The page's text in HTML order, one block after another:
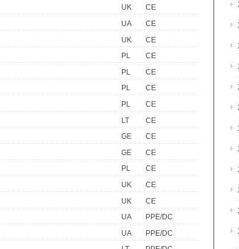
UK
CE
UA
CE
UK
CE
PL
CE
PL
CE
PL
CE
PL
CE
LT
CE
GE
CE
GE
CE
PL
CE
UK
CE
UK
CE
UA
PPE/DC
UA
PPE/DC